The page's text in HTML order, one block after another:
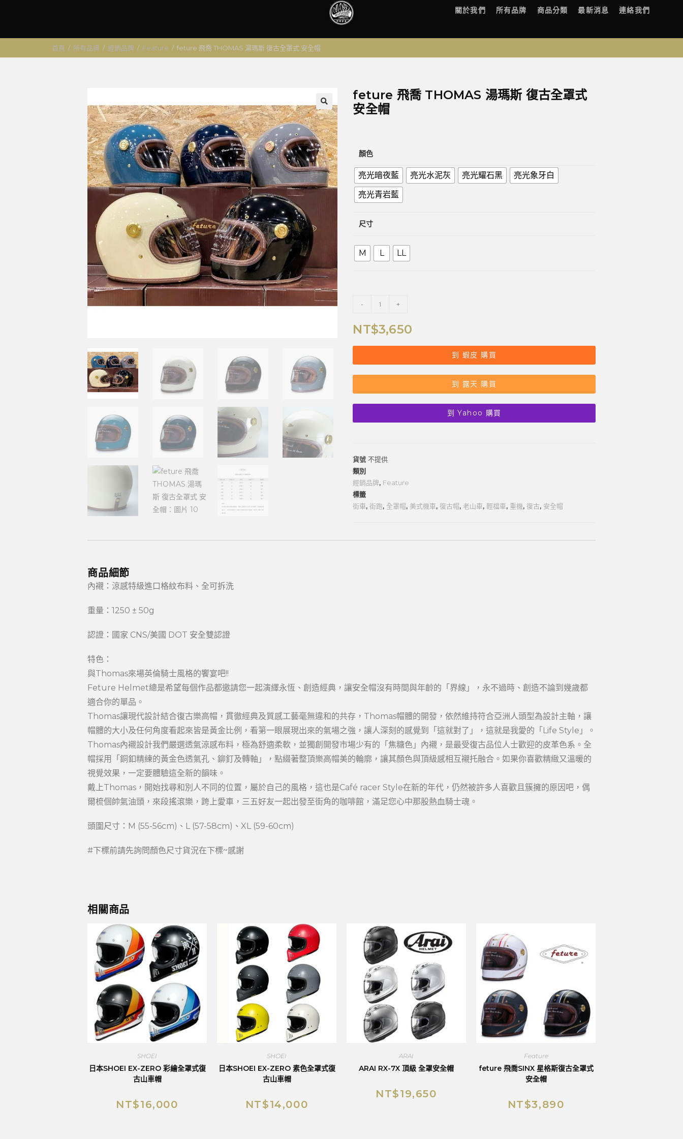
關於我們 所有品牌 商品分類 最新消息 連絡我們
首頁 / 所有品牌 / 經銷品牌 / Feature / feture 飛喬 THOMAS 湯瑪斯 復古全罩式 安全帽
🔍
feture 飛喬 THOMAS 湯瑪斯 復古全罩式
安全帽
顏色
亮光暗夜藍 亮光水泥灰 亮光耀石黑
亮光象牙白
亮光青岩藍
尺寸
M L LL
- +
NT$3,650
到 蝦皮 購買
到 露天 購買
到 Yahoo 購買
貨號不提供
類別
經銷品牌, Feature
標籤
街車,街跑, 全罩帽, 美式機車,復古帽, 老山車, 輕檔車, 重機,復古, 安全帽
商品細節
內襯：涼感特級進口格紋布料、全可拆洗
重量：1250 ± 50g
認證：國家 CNS/美國 DOT 安全雙認證
特色：
與Thomas來場英倫騎士風格的饗宴吧!!
Feture Helmet總是希望每個作品都邀請您一起演繹永恆、創造經典，讓安全帽沒有時間與年齡的「界線」，永不過時、創造不論到幾歲都
適合你的單品。
Thomas讓現代設計結合復古樂高帽，貫徹經典及質感工藝毫無違和的共存，Thomas帽體的開發，依然維持符合亞洲人頭型為設計主軸，讓
帽體的大小及任何角度看起來皆是黃金比例，看第一眼展現出來的氣場之強，讓人深刻的感覺到「這就對了」，這就是我愛的「Life Style」。
Thomas內襯設計我們嚴選透氣涼感布料，極為舒適柔軟，並獨創開發市場少有的「焦糖色」內襯，是最受復古品位人士歡迎的皮革色系。全
帽採用「銅釦精練的黃金色透氣孔、鉚釘及轉軸」，點綴著整頂樂高帽美的輪廓，讓其顏色與頂級感相互襯托融合。如果你喜歡精緻又溫暖的
視覺效果，一定要體驗這全新的韻味。
戴上Thomas，開始找尋和別人不同的位置，屬於自己的風格，這也是Café racer Style在新的年代，仍然被許多人喜歡且簇擁的原因吧，偶
爾梳個帥氣油頭，來段搖滾樂，跨上愛車，三五好友一起出發至街角的咖啡館，滿足您心中那股熱血騎士魂。
頭圍尺寸：M (55-56cm)、L (57-58cm)、XL (59-60cm)
#下標前請先詢問顏色尺寸貨況在下標~感謝
相關商品
SHOEI
日本SHOEI EX-ZERO 彩繪全罩式復
古山車帽
NT$16,000
SHOEI
日本SHOEI EX-ZERO 素色全罩式復
古山車帽
NT$14,000
ARAI
ARAI RX-7X 頂級 全罩安全帽
NT$19,650
Feature
feture 飛喬SINX 星格斯復古全罩式
安全帽
NT$3,890